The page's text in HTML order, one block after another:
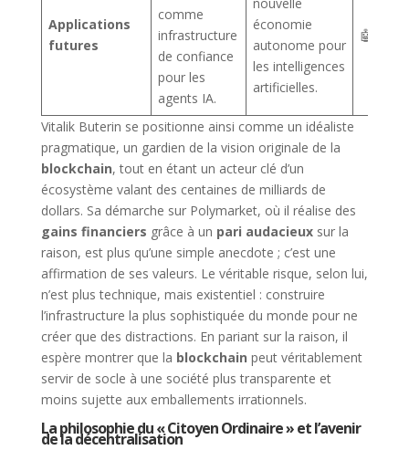
Applications
futures
comme
infrastructure
de confiance
pour les
agents IA.
économie
autonome pour
les intelligences
artificielles.
🤖
Vitalik Buterin se positionne ainsi comme un idéaliste
pragmatique, un gardien de la vision originale de la
blockchain, tout en étant un acteur clé d’un
écosystème valant des centaines de milliards de
dollars. Sa démarche sur Polymarket, où il réalise des
gains financiers grâce à un pari audacieuxsur la
raison, est plus qu’une simple anecdote ; c’est une
affirmation de ses valeurs. Le véritable risque, selon lui,
n’est plus technique, mais existentiel : construire
l’infrastructure la plus sophistiquée du monde pour ne
créer que des distractions. En pariant sur la raison, il
espère montrer que la blockchain peut véritablement
servir de socle à une société plus transparente et
moins sujette aux emballements irrationnels.
La philosophie du « Citoyen Ordinaire » et l’avenir
de la décentralisation